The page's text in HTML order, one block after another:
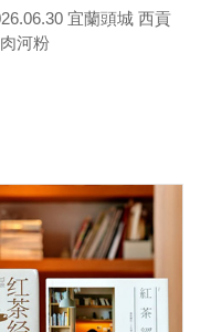
宜蘭頭城 西貢
河粉